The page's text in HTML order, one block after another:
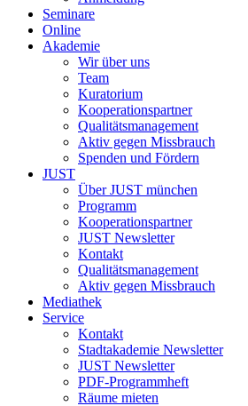
Seminare
Online
Akademie
Wir über uns
Team
Kuratorium
Kooperationspartner
Qualitätsmanagement
Aktiv gegen Missbrauch
Spenden und Fördern
JUST
Über JUST münchen
Programm
Kooperationspartner
JUST Newsletter
Kontakt
Qualitätsmanagement
Aktiv gegen Missbrauch
Mediathek
Service
Kontakt
Stadtakademie Newsletter
JUST Newsletter
PDF-Programmheft
Räume mieten